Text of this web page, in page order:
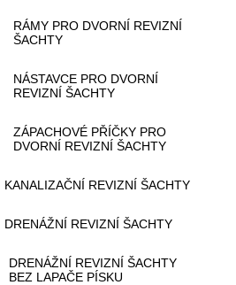
RÁMY PRO DVORNÍ REVIZNÍ
ŠACHTY
NÁSTAVCE PRO DVORNÍ
REVIZNÍ ŠACHTY
ZÁPACHOVÉ PŘÍČKY PRO
DVORNÍ REVIZNÍ ŠACHTY
KANALIZAČNÍ REVIZNÍ ŠACHTY
DRENÁŽNÍ REVIZNÍ ŠACHTY
DRENÁŽNÍ REVIZNÍ ŠACHTY
BEZ LAPAČE PÍSKU